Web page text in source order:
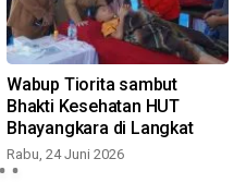
Wabup Tiorita sambut
Bhakti Kesehatan HUT
Bhayangkara di Langkat
Rabu, 24 Juni 2026